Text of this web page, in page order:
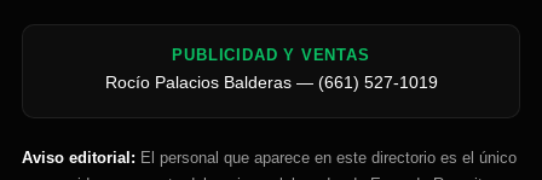
PUBLICIDAD Y VENTAS
Rocío Palacios Balderas — (661) 527-1019
Aviso editorial: El personal que aparece en este directorio es el único